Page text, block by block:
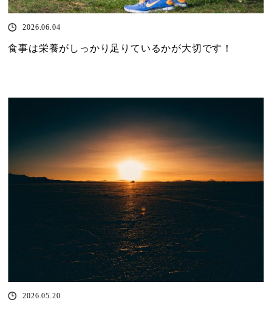
2026.06.04
食事は栄養がしっかり足りているかが大切です！
2026.05.20